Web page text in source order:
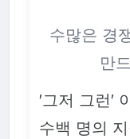
수많은 경
만
'그저 그런'
수백 명의